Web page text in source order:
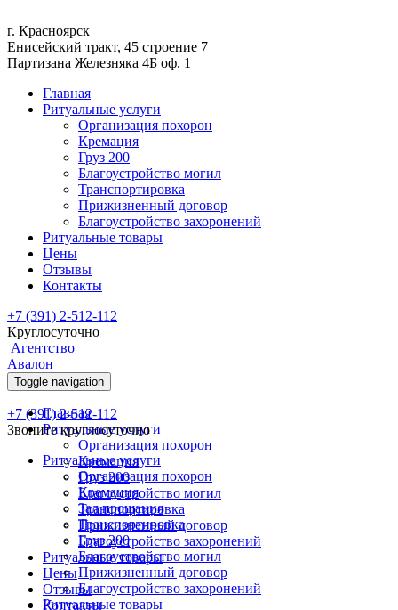
г. Красноярск
Енисейский тракт, 45 строение 7
Партизана Железняка 4Б оф. 1
Главная
Ритуальные услуги
Организация похорон
Кремация
Груз 200
Благоустройство могил
Транспортировка
Прижизненный договор
Благоустройство захоронений
Ритуальные товары
Цены
Отзывы
Контакты
+7 (391) 2-512-112
Круглосуточно
Агентство
Авалон
Toggle navigation
Главная
Ритуальные услуги
Организация похорон
Кремация
Груз 200
Благоустройство могил
Транспортировка
Прижизненный договор
Благоустройство захоронений
Ритуальные товары
Цены
Отзывы
Контакты
+7 (391) 2-512-112
Звоните круглосуточно
Ритуальные услуги
Организация похорон
Кремация
Зал прощания
Транспортировка
Груз 200
Благоустройство могил
Прижизненный договор
Благоустройство захоронений
Ритуальные товары